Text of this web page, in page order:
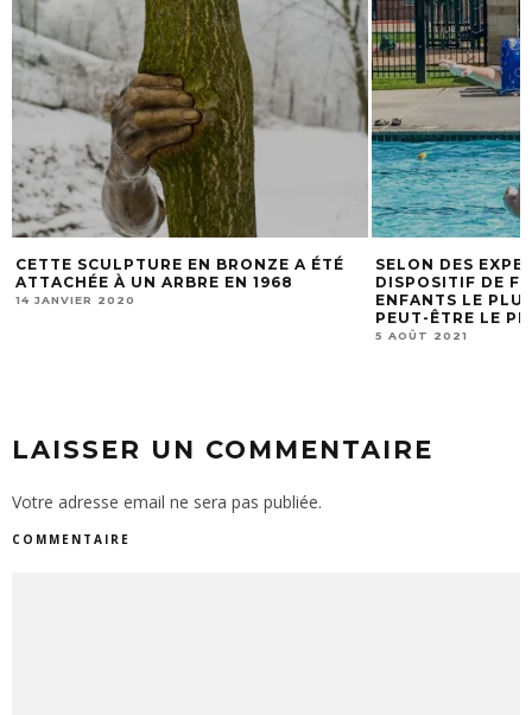
SELON DES EXPERTS AQUATIQUES, LE
DISPOSITIF DE FLOTTAISON POUR
ENFANTS LE PLUS POPULAIRE EST
INCROYABLE
JAMAIS VU !!
7 NOVEMBRE
LAISSER UN COMMENTAIRE
Votre adresse email ne sera pas publiée.
COMMENTAIRE